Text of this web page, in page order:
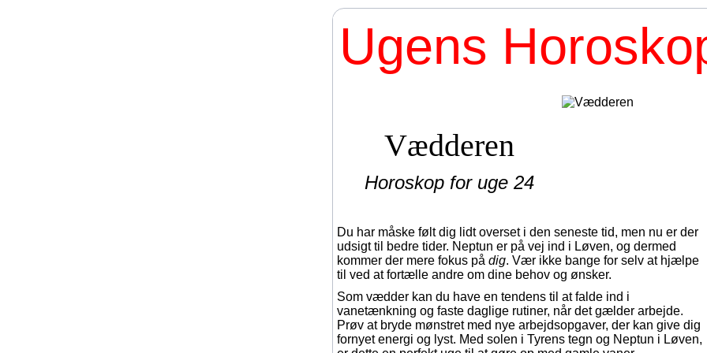
Ugens
Vædderen
Horoskop for uge 24
Du har måske følt dig lidt overset i den seneste tid, men nu er der
udsigt til bedre tider. Neptun er på vej ind i Løven, og dermed
kommer der mere fokus på dig. Vær ikke bange for selv at hjælpe
til ved at fortælle andre om dine behov og ønsker.
Som vædder kan du have en tendens til at falde ind i
vanetænkning og faste daglige rutiner, når det gælder arbejde.
Prøv at bryde mønstret med nye arbejdsopgaver, der kan give dig
fornyet energi og lyst. Med solen i Tyrens tegn og Neptun i Løven,